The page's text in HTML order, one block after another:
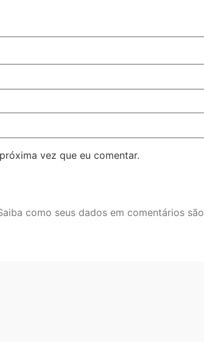
vez que eu comentar.
como seus dados em comentários são